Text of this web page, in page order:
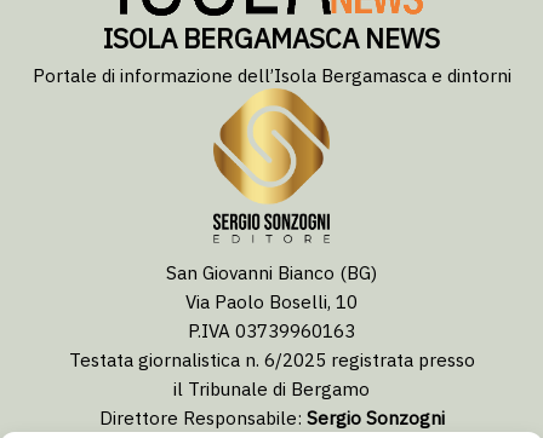
ISOLA BERGAMASCA NEWS
Portale di informazione dell’Isola Bergamasca e dintorni
San Giovanni Bianco (BG)
Via Paolo Boselli, 10
P.IVA 03739960163
Testata giornalistica n. 6/2025 registrata presso
il Tribunale di Bergamo
Direttore Responsabile: Sergio Sonzogni